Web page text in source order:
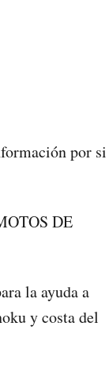
por si
DE
la ayuda a
y costa del